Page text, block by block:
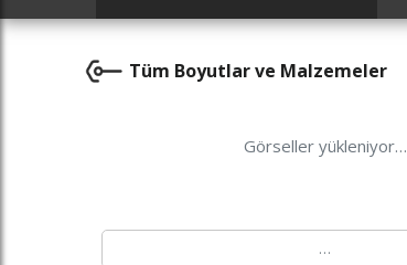
Tüm Boyutlar ve Malzemeler
Görseller yükleniyor…
…